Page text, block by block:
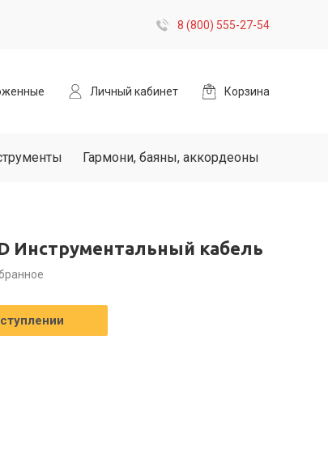
8 (800) 555-27-54
Личный кабинет Корзина
Гармони, баяны, аккордеоны
Инструментальный кабель